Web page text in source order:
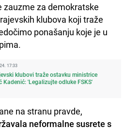
zauzme za demokratske
klubova koji traže
ponašanju koje je u
17:33
klubovi traže ostavku ministrice
Kadenić: 'Legalizujte odluke FSKS'
na stranu pravde,
neformalne susrete s